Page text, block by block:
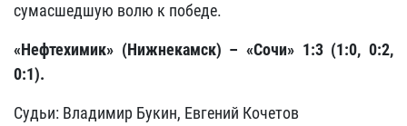
сумасшедшую волю к победе.
«Нефтехимик» (Нижнекамск) – «Сочи» 1:3 (1:0, 0:2,
0:1).
Судьи: Владимир Букин, Евгений Кочетов